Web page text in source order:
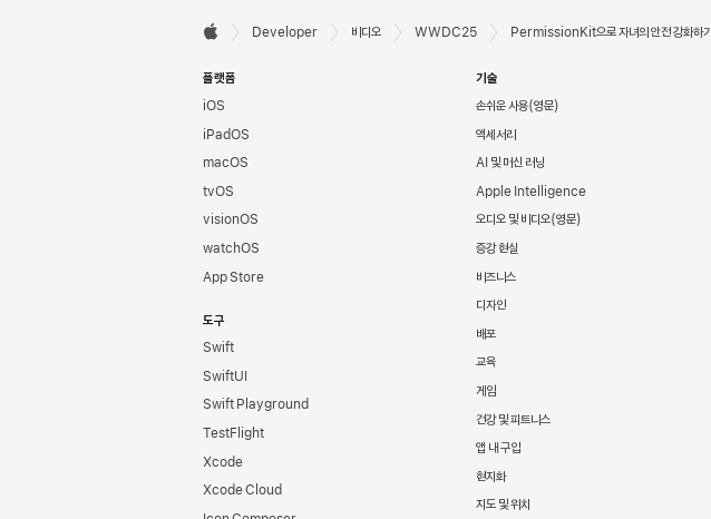
Developer
바닥글

Developer 비디오 WWDC25 PermissionKit으로 자녀의 안전 강화하기
플랫폼
iOS
iPadOS
macOS
tvOS
visionOS
watchOS
App Store
도구
Swift
SwiftUI
Swift Playground
TestFlight
Xcode
Xcode Cloud
기술
손쉬운 사용
액세서리
AI 및 머신 러닝
Apple Intelligence
오디오 및 비디오
증강 현실
비즈니스
디자인
배포
교육
게임
건강 및 피트니스
앱 내 구입
현지화
지도 및 위치